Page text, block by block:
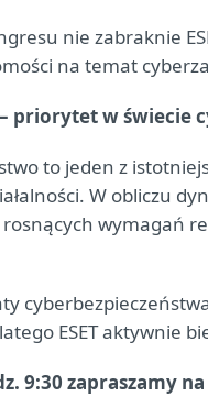
nie zabraknie
na temat
priorytet w świecie
to jeden z
W obliczu
wymagań
ESET aktywnie
9:30 zapraszamy